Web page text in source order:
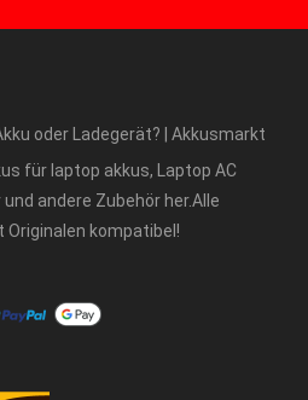
oder Ladegerät? | Akkusmarkt
für laptop akkus, Laptop AC
andere Zubehör her.Alle
Originalen kompatibel!